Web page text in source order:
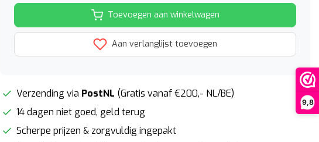
9,8
Toevoegen aan winkelwagen
Aan verlanglijst toevoegen
Verzending via PostNL (Gratis vanaf €200,- NL/BE)
14 dagen niet goed, geld terug
Scherpe prijzen & zorgvuldig ingepakt